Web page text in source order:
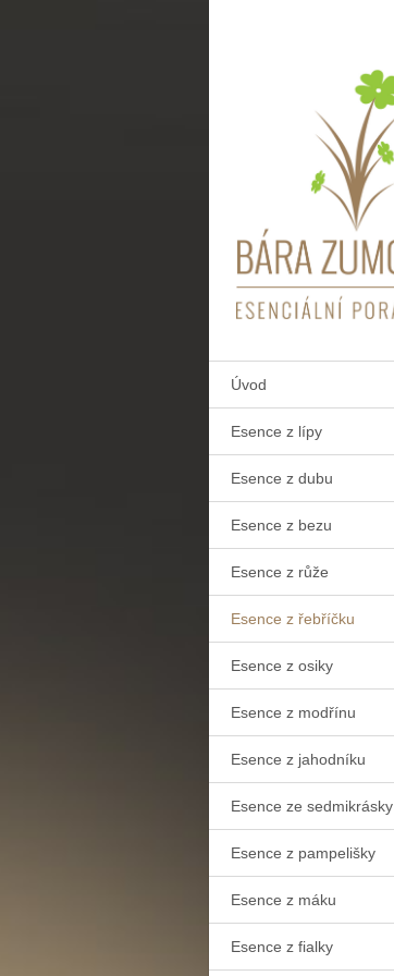
Úvod
Esence z lípy
Esence z dubu
Esence z bezu
Esence z růže
Esence z řebříčku
Esence z osiky
Esence z modřínu
Esence z jahodníku
Esence ze sedmikrásky
Esence z pampelišky
Esence z máku
Esence z fialky